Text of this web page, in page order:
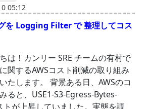
05:12
を Logging Filter で 整理してコス
は！カンリー SRE チームの有村で
関するAWSコスト削減の取り組み
たします。 背景ある日、AWSのコ
ると、USE1-S3-Egress-Bytes-
トが上昇していました。実態を調